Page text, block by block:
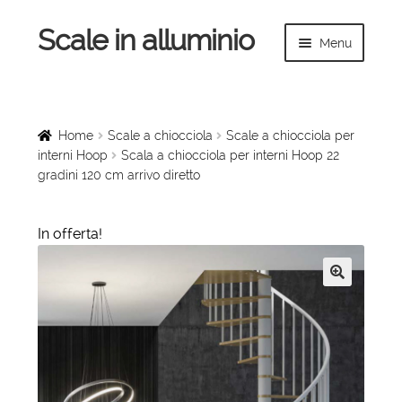
Vai
alla
Vai
al
Scale in alluminio Menu
child
Scale a chiocciola
Scale per interni
Linee vita
il
menu
child
Espandi
Rampe di carico
Sollevatori
Home Scale a chiocciola
Scale a chiocciola per
interni Hoop
Scala a chiocciola per interni Hoop 22
gradini 120 cm arrivo diretto
In offerta!